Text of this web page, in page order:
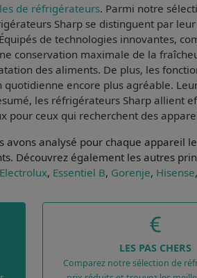
de réfrigérateurs. Parmi notre
Sharpse distinguent par leur
de technologies innovantes,
conservation maximale de la
des aliments. De plus, les
encore plus agréable.
les réfrigérateurs Sharp allient
pour ceux qui recherchent des
avons analysé pour chaque appareil le
. Découvrez également les autres
Electrolux, Essentiel B, Gorenje, Hisense,
LES PAS CHERS
Comparez notre sélection de